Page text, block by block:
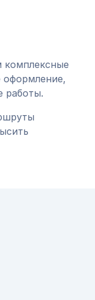
комплексные
оформление,
работы.